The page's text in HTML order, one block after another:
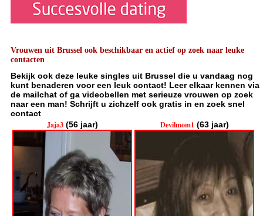
Vrouwen uit Brussel ook beschikbaar en actief op zoek naar leuke
contacten
Bekijk ook deze leuke singles uit Brussel die u vandaag nog
kunt benaderen voor een leuk contact! Leer elkaar kennen via
de mailchat of ga videobellen met serieuze vrouwen op zoek
naar een man! Schrijft u zichzelf ook gratis in en zoek snel
contact
Jaja3(56 jaar) Devilmom1 (63 jaar)